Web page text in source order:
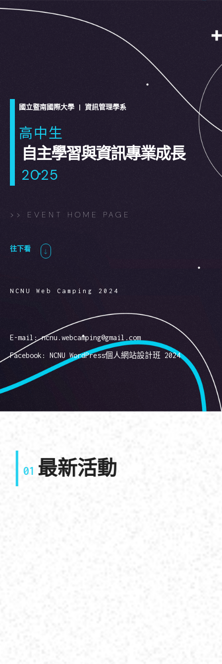
國立暨南國際大學 | 資訊管理學系
高中生
自主學習與資訊專業成長
2025
>> EVENT HOME PAGE
往下看
NCNU Web Camping 2024
E-mail: ncnu.webcamping@gmail.com
Facebook: NCNU WordPress個人網站設計班 2024
01 最新活動